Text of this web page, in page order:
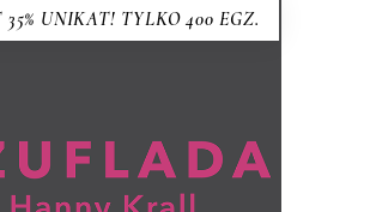
UNIKAT! TYLKO 400 EGZ.
MARIUSZA SZCZYGŁA
Krall trzyma w szufladzie?